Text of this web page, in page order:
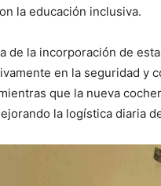
la educación inclusiva.
de la incorporación de
en la seguridad y
que la nueva
la logística diaria